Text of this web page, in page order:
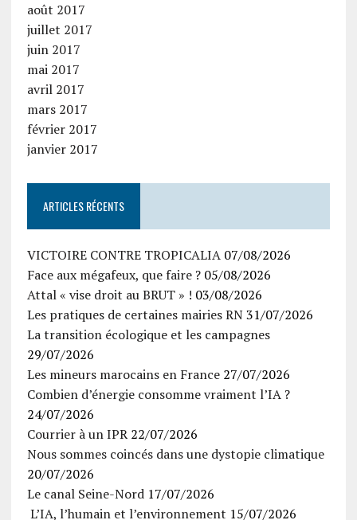
août 2017
juillet 2017
juin 2017
mai 2017
avril 2017
mars 2017
février 2017
janvier 2017
ARTICLES RÉCENTS
VICTOIRE CONTRE TROPICALIA 07/08/2026
Face aux mégafeux, que faire ? 05/08/2026
Attal « vise droit au BRUT » ! 03/08/2026
Les pratiques de certaines mairies RN 31/07/2026
La transition écologique et les campagnes
29/07/2026
Les mineurs marocains en France 27/07/2026
Combien d’énergie consomme vraiment l’IA ?
24/07/2026
Courrier à un IPR 22/07/2026
Nous sommes coincés dans une dystopie climatique
20/07/2026
Le canal Seine-Nord 17/07/2026
L’IA, l’humain et l’environnement 15/07/2026